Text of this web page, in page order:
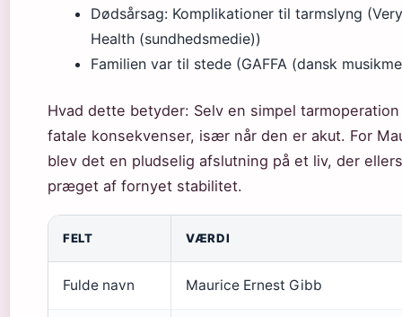
Dødsårsag: Komplikationer til tarmslyng
Health (sundhedsmedie))
Familien var til stede (GAFFA (dansk
Hvad dette betyder: Selv en simpel
fatale konsekvenser, især når den er akut. For
blev det en pludselig afslutning på et liv, der
præget af fornyet stabilitet.
Nøglefakta om Maurice Gibbs liv og død
FELT VÆRDI
Fulde navn Maurice Ernest Gibb